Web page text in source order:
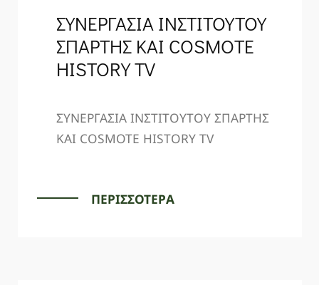
ΣΥΝΕΡΓΑΣΙΑ ΙΝΣΤΙΤΟΥΤΟΥ
ΣΠΑΡΤΗΣ ΚΑΙ COSMOTE
HISTORY TV
ΣΥΝΕΡΓΑΣΙΑ ΙΝΣΤΙΤΟΥΤΟΥ ΣΠΑΡΤΗΣ
ΚΑΙ COSMOTE HISTORY TV
ΠΕΡΙΣΣΟΤΕΡΑ